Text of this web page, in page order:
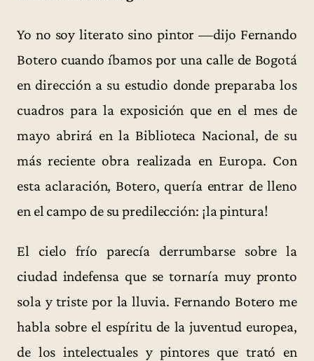
Yo no soy literato sino pintor —dijo Fernando
Botero cuando íbamos por una calle de Bogotá
en dirección a su estudio donde preparaba los
cuadros para la exposición que en el mes de
mayo abrirá en la Biblioteca Nacional, de su
más reciente obra realizada en Europa. Con
esta aclaración, Botero, quería entrar de lleno
en el campo de su predilección: ¡la pintura!
El cielo frío parecía derrumbarse sobre la
ciudad indefensa que se tornaría muy pronto
sola y triste por la lluvia. Fernando Botero me
habla sobre el espíritu de la juventud europea,
de los intelectuales y pintores que trató en